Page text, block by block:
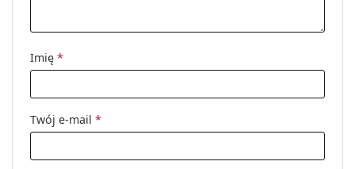
Imię *
Twój e-mail *